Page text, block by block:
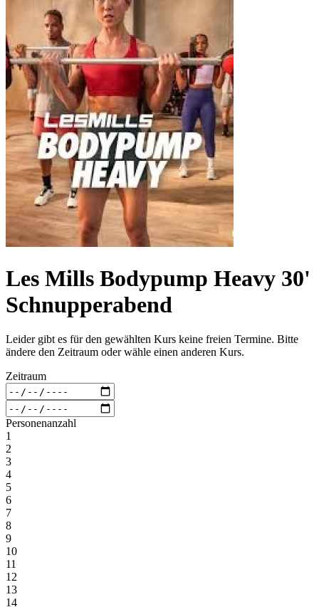
Les Mills Bodypump Heavy 30'
Schnupperabend
Leider gibt es für den gewählten Kurs keine freien Termine. Bitte
ändere den Zeitraum oder wähle einen anderen Kurs.
Zeitraum
Personenanzahl
1
2
3
4
5
6
7
8
9
10
11
12
13
14